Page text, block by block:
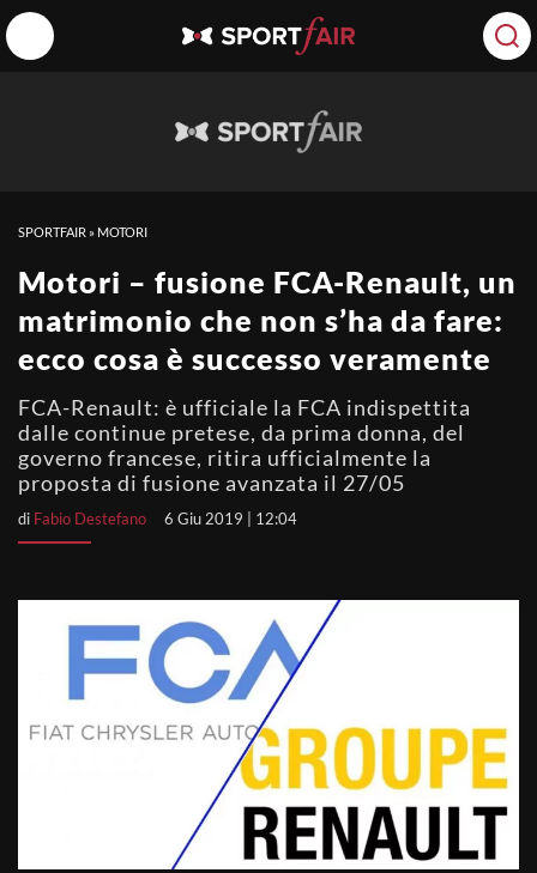
SPORTFAIR » MOTORI
Motori – fusione FCA-Renault, un
matrimonio che non s’ha da fare:
ecco cosa è successo veramente
FCA-Renault: è ufficiale la FCA indispettita
dalle continue pretese, da prima donna, del
governo francese, ritira ufficialmente la
proposta di fusione avanzata il 27/05
di Fabio Destefano 6 Giu 2019 | 12:04